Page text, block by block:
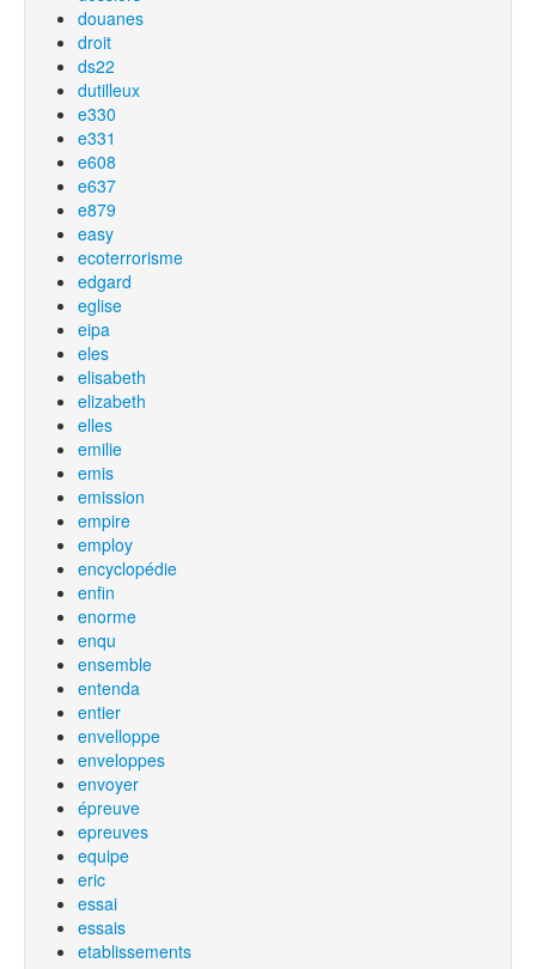
douanes
droit
ds22
dutilleux
e330
e331
e608
e637
e879
easy
ecoterrorisme
edgard
eglise
eipa
eles
elisabeth
elizabeth
elles
emilie
emis
emission
empire
employ
encyclopédie
enfin
enorme
enqu
ensemble
entenda
entier
envelloppe
enveloppes
envoyer
épreuve
epreuves
equipe
eric
essai
essais
etablissements